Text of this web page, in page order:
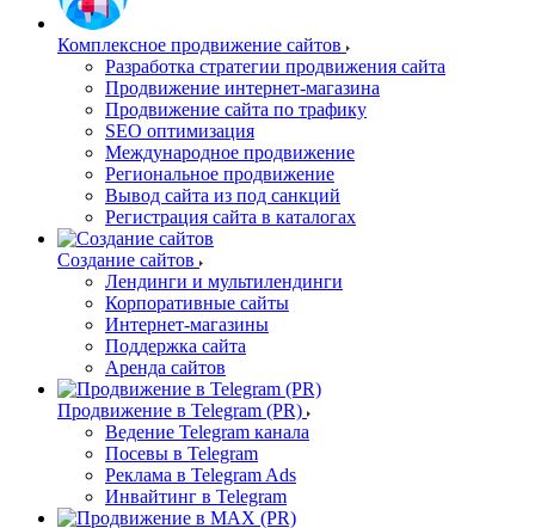
Комплексное продвижение сайтов
Разработка стратегии продвижения сайта
Продвижение интернет-магазина
Продвижение сайта по трафику
SEO оптимизация
Международное продвижение
Региональное продвижение
Вывод сайта из под санкций
Регистрация сайта в каталогах
Создание сайтов
Лендинги и мультилендинги
Корпоративные сайты
Интернет-магазины
Поддержка сайта
Аренда сайтов
Продвижение в Telegram (PR)
Ведение Telegram канала
Посевы в Telegram
Реклама в Telegram Ads
Инвайтинг в Telegram